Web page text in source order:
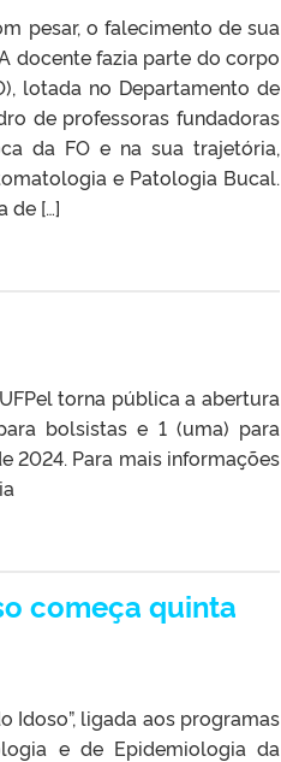
pesar, o falecimento de sua
docente fazia parte do corpo
lotada no Departamento de
de professoras fundadoras
da FO e na sua trajetória,
e Patologia Bucal.
de […]
torna pública a abertura
bolsistas e 1 (uma) para
2024. Para mais informações
começa quinta
Idoso”, ligada aos programas
e de Epidemiologia da